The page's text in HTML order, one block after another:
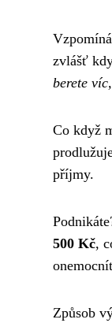
zvlášť
berete
Co když
příjmy.
500 Kč,
Způsob